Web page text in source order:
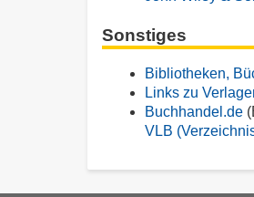
Sonstiges
Bibliotheken,
Links zu
Buchhandel.de
VLB